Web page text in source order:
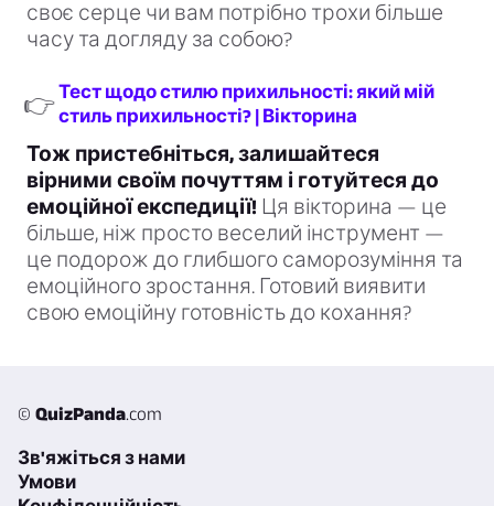
своє серце чи вам потрібно трохи більше
часу та догляду за собою?
👉Тест щодо стилю прихильності: який мій
стиль прихильності? | Вікторина
Тож пристебніться, залишайтеся
вірними своїм почуттям і готуйтеся до
емоційної експедиції! Ця вікторина — це
більше, ніж просто веселий інструмент —
це подорож до глибшого саморозуміння та
емоційного зростання. Готовий виявити
свою емоційну готовність до кохання?
© QuizPanda.com
Зв'яжіться з нами
Умови